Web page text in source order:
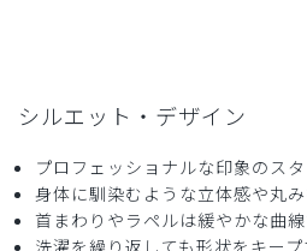
シルエット・デザイン
プロフェッショナルな印象のス
身体に馴染むような立体感や丸
首まわりやラペルは緩やかな曲